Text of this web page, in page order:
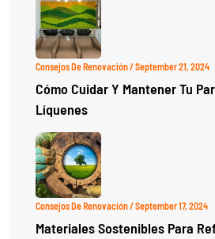
Consejos De Renovación/ September 21, 2024
Cómo Cuidar Y Mantener Tu
Líquenes
Consejos De Renovación/ September 17, 2024
Materiales Sostenibles Para